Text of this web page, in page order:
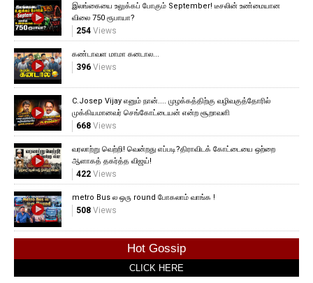
இலங்கையை உலுக்கப் போகும் September! டீசலின் உண்மையான
விலை 750 ரூபாயா?
254Views
கண்டாவள மாமா கனடால...
396Views
C.Josep Vijay எனும் நான்.... முழக்கத்திற்கு வழிவகுத்தோரில்
முக்கியமானவர் செங்கோட்டையன் என்ற சூறாவளி
668Views
வரலாற்று வெற்றி! வென்றது எப்படி?திராவிடக் கோட்டையை ஒற்றை
ஆளாகத் தகர்த்த விஜய்!
422Views
metro Bus ல ஒரு round போகலாம் வாங்க !
508Views
Hot Gossip
CLICK HERE